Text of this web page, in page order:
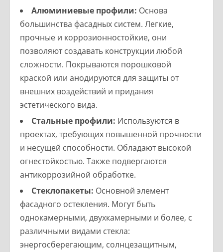
Алюминиевые профили: Основа
большинства фасадных систем. Легкие,
прочные и коррозионностойкие, они
позволяют создавать конструкции любой
сложности. Покрываются порошковой
краской или анодируются для защиты от
внешних воздействий и придания
эстетического вида.
Стальные профили: Используются в
проектах, требующих повышенной прочности
и несущей способности. Обладают высокой
огнестойкостью. Также подвергаются
антикоррозийной обработке.
Стеклопакеты: Основной элемент
фасадного остекления. Могут быть
однокамерными, двухкамерными и более, с
различными видами стекла:
энергосберегающим, солнцезащитным,